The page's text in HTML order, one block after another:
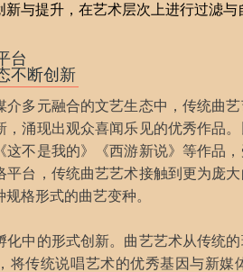
与提升，在艺术层次上进行过滤与
台
不断创新
元融合的文艺生态中，传统曲艺
，涌现出观众喜闻乐见的优秀作品
这不是我的》《西游新说》等作品
平台，传统曲艺艺术接触到更为庞
格形式的曲艺变种。
的形式创新。曲艺艺术从传统的
将传统说唱艺术的优秀基因与新